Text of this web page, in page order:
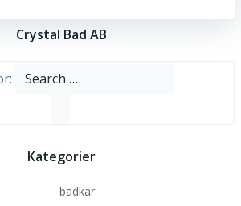
Crystal Bad AB
Kategorier
badkar